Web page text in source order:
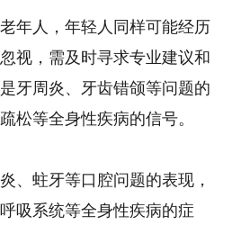
年人，年轻人同样可能经历
视，需及时寻求专业建议和
牙周炎、牙齿错颌等问题的
松等全身性疾病的信号。
、蛀牙等口腔问题的表现，
吸系统等全身性疾病的症